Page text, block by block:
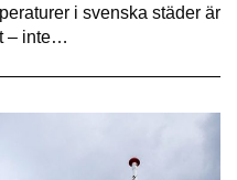
i svenska städer är
– inte…